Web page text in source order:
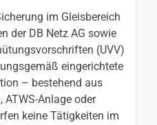
im Gleisbereich
der DB Netz AG sowie
(UVV)
eingerichtete
– bestehend aus
Anlage oder
keine Tätigkeiten im